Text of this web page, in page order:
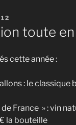
toute
cette année :
: le classique
France » : vin
la bouteille